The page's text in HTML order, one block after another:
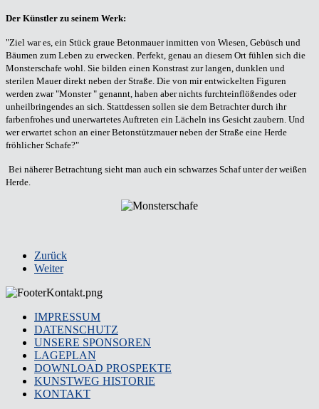
Der Künstler zu seinem Werk:
"Ziel war es, ein Stück graue Betonmauer inmitten von Wiesen, Gebüsch und
Bäumen zum Leben zu erwecken. Perfekt, genau an diesem Ort fühlen sich die
Monsterschafe wohl. Sie bilden einen Konstrast zur langen, dunklen und
sterilen Mauer direkt neben der Straße. Die von mir entwickelten Figuren
werden zwar "Monster " genannt, haben aber nichts furchteinflößendes oder
unheilbringendes an sich. Stattdessen sollen sie dem Betrachter durch ihr
farbenfrohes und unerwartetes Auftreten ein Lächeln ins Gesicht zaubern. Und
wer erwartet schon an einer Betonstützmauer neben der Straße eine Herde
fröhlicher Schafe?"
Bei näherer Betrachtung sieht man auch ein schwarzes Schaf unter der weißen
Herde.
Zurück
Weiter
IMPRESSUM
DATENSCHUTZ
UNSERE SPONSOREN
LAGEPLAN
DOWNLOAD PROSPEKTE
KUNSTWEG HISTORIE
KONTAKT